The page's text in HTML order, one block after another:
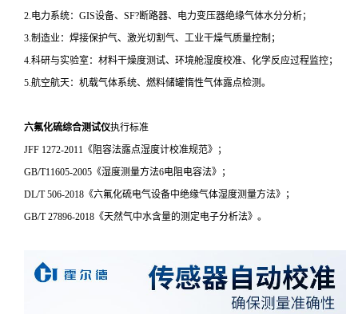
2.电力系统：GIS设备、SF?断路器、电力变压器绝缘气体水分分析；
3.制造业：焊接保护气、激光切割气、工业干燥气质量控制；
4.科研与实验室：材料干燥度测试、环境舱湿度校准、化学反应过程监控；
5.航空航天：机载气体系统、燃料储罐惰性气体露点检测。
六氟化硫综合测试仪执行标准
JFF 1272-2011《阻容法露点湿度计校准规范》；
GB/T11605-2005《湿度测量方法6电阻电容法》；
DL/T 506-2018《六氟化硫电气设备中绝缘气体湿度测量方法》；
GB/T 27896-2018《天然气中水含量的测定电子分析法》。